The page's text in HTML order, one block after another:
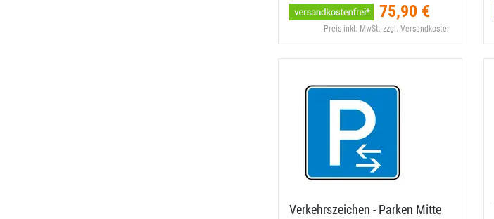
75,90 €
Preis inkl. MwSt. zzgl. Versandkosten
Verkehrszeichen - Parken Mitte